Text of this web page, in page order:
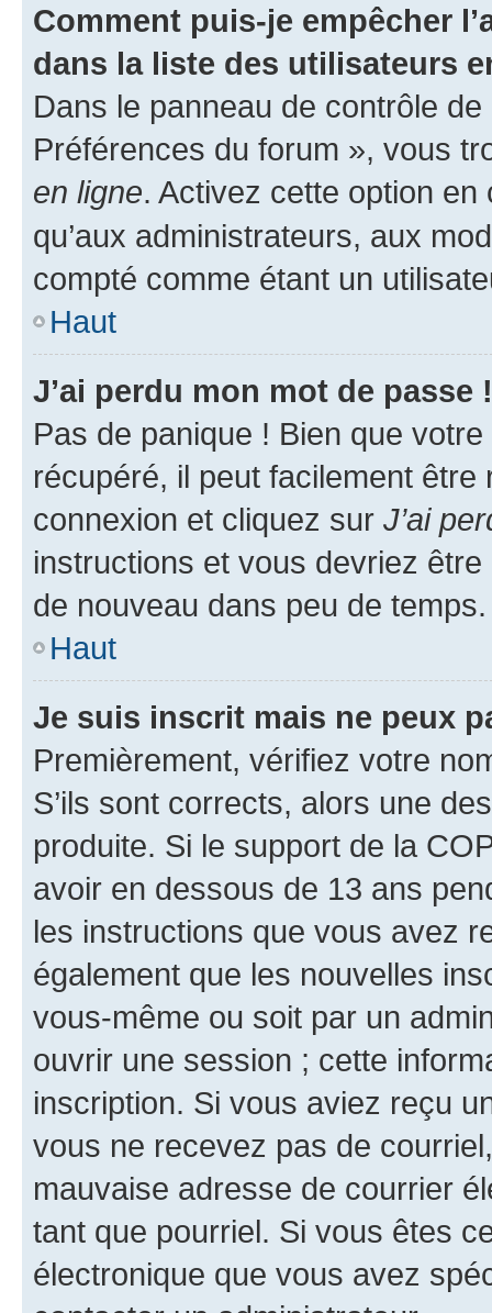
Comment puis-je empêcher
dans la liste des utilisateurs
Dans le panneau de contrôle
Préférences du forum », vous
en ligne. Activez cette option
qu’aux administrateurs, aux
compté comme étant un
Haut
J’ai perdu mon mot de passe !
Pas de panique ! Bien que
récupéré, il peut facilement
connexion et cliquez sur J’ai
instructions et vous devriez
de nouveau dans peu de temps.
Haut
Je suis inscrit mais ne peux
Premièrement, vérifiez votre
S’ils sont corrects, alors une
produite. Si le support de la
avoir en dessous de 13 ans
les instructions que vous avez
également que les nouvelles
vous-même ou soit par un
ouvrir une session ; cette
inscription. Si vous aviez reçu
vous ne recevez pas de
mauvaise adresse de courrier
tant que pourriel. Si vous êtes
électronique que vous avez